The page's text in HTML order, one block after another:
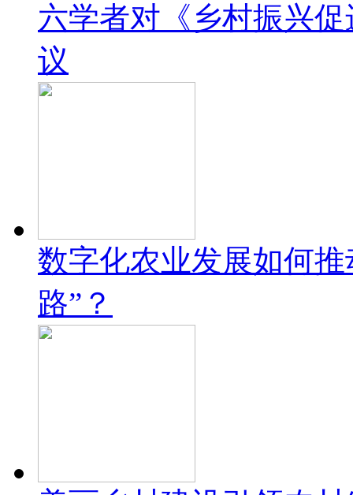
六学者对《乡村振兴
议
数字化农业发展如何
路”？